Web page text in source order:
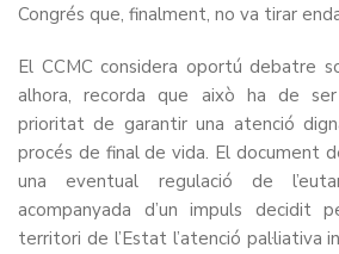
Congrés que, finalment, no va tirar
El CCMC considera oportú debatre
alhora, recorda que això ha de
prioritat de garantir una atenció
procés de final de vida. El document
una eventual regulació de
acompanyada d’un impuls
territori de l’Estat l’atenció pal·liativa